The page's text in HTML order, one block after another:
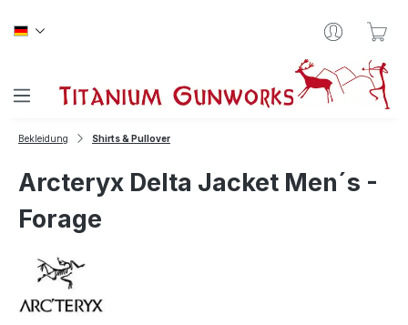
Bekleidung Shirts & Pullover
Arcteryx Delta Jacket Men´s -
Forage